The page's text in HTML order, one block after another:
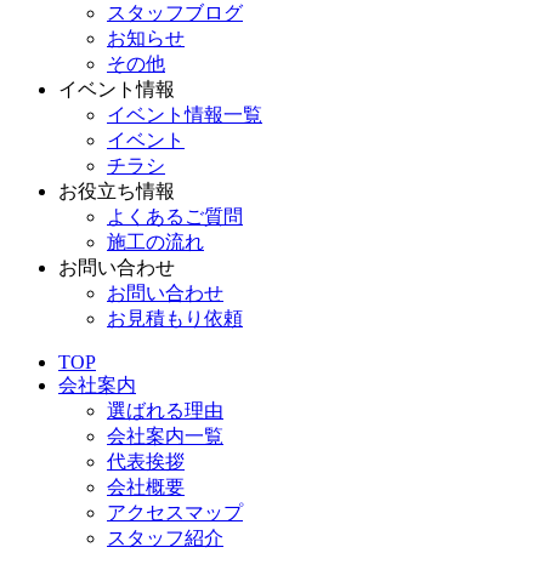
スタッフブログ
お知らせ
その他
イベント情報
イベント情報一覧
イベント
チラシ
お役立ち情報
よくあるご質問
施工の流れ
お問い合わせ
お問い合わせ
お見積もり依頼
TOP
会社案内
選ばれる理由
会社案内一覧
代表挨拶
会社概要
アクセスマップ
スタッフ紹介